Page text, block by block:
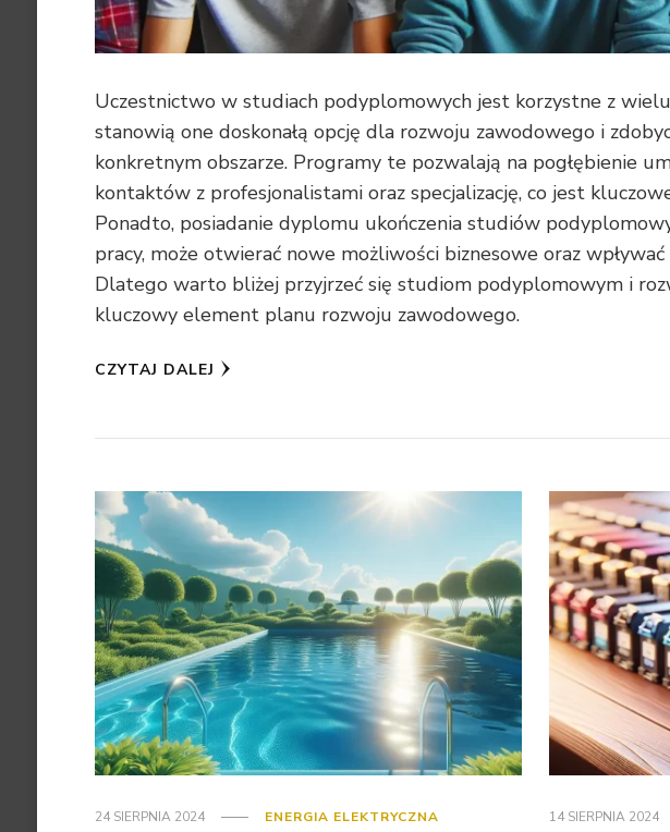
Uczestnictwo w studiach podyplomowych jest korzystne z
stanowią one doskonałą opcję dla rozwoju zawodowego i
konkretnym obszarze. Programy te pozwalają na pogłębienie
kontaktów z profesjonalistami oraz specjalizację, co jest
Ponadto, posiadanie dyplomu ukończenia studiów
pracy, może otwierać nowe możliwości biznesowe oraz
Dlatego warto bliżej przyjrzeć się studiom podyplomowym i
kluczowy element planu rozwoju zawodowego.
CZYTAJ DALEJ
24 SIERPNIA 2024 ENERGIA ELEKTRYCZNA 14 SIERPNIA 2024